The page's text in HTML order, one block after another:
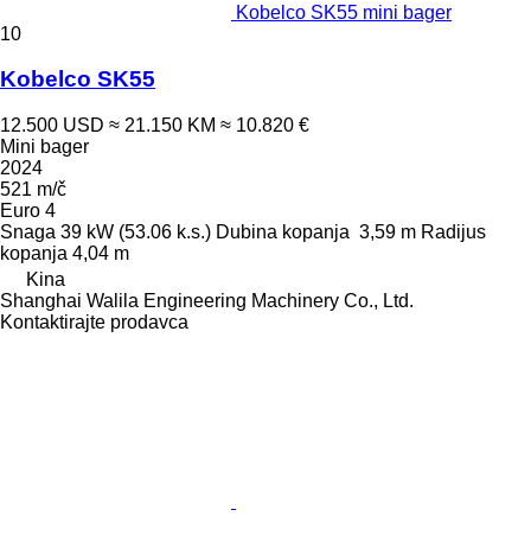
Kobelco SK55 mini bager
10
Kobelco SK55
12.500 USD ≈ 21.150 KM ≈ 10.820 €
Mini bager
2024
521 m/č
Euro 4
Snaga 39 kW (53.06 k.s.) Dubina kopanja 3,59 m Radijus
kopanja 4,04 m
Kina
Shanghai Walila Engineering Machinery Co., Ltd.
Kontaktirajte prodavca